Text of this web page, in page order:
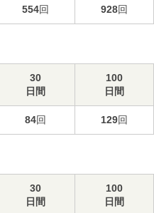
554回 928回
30
日間
100
日間
84回 129回
30
日間
100
日間